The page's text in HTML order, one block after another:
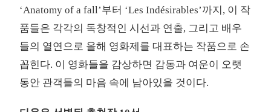
‘Anatomy of a fall’부터 ‘Les Indésirables’까지, 이 작
품들은 각각의 독창적인 시선과 연출, 그리고 배우
들의 열연으로 올해 영화제를 대표하는 작품으로 손
꼽힌다. 이 영화들을 감상하면 감동과 여운이 오랫
동안 관객들의 마음 속에 남아있을 것이다.